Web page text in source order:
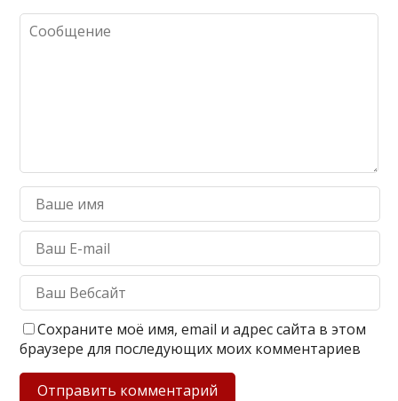
Сохраните моё имя, email и адрес сайта в этом
браузере для последующих моих комментариев